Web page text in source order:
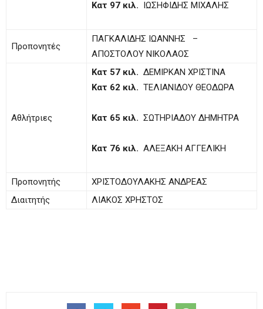
Κατ 97 κιλ. ΙΩΣΗΦΙΔΗΣ ΜΙΧΑΛΗΣ
Προπονητές
ΠΑΓΚΑΛΙΔΗΣ ΙΩΑΝΝΗΣ –
ΑΠΟΣΤΟΛΟΥ ΝΙΚΟΛΑΟΣ
Αθλήτριες
Κατ 57 κιλ. ΔΕΜΙΡΚΑΝ ΧΡΙΣΤΙΝΑ
Κατ 62 κιλ. ΤΕΛΙΑΝΙΔΟΥ ΘΕΟΔΩΡΑ
Κατ 65 κιλ. ΣΩΤΗΡΙΑΔΟΥ ΔΗΜΗΤΡΑ
Κατ 76 κιλ. ΑΛΕΞΑΚΗ ΑΓΓΕΛΙΚΗ
Προπονητής
ΧΡΙΣΤΟΔΟΥΛΑΚΗΣ ΑΝΔΡΕΑΣ
Διαιτητής
ΛΙΑΚΟΣ ΧΡΗΣΤΟΣ